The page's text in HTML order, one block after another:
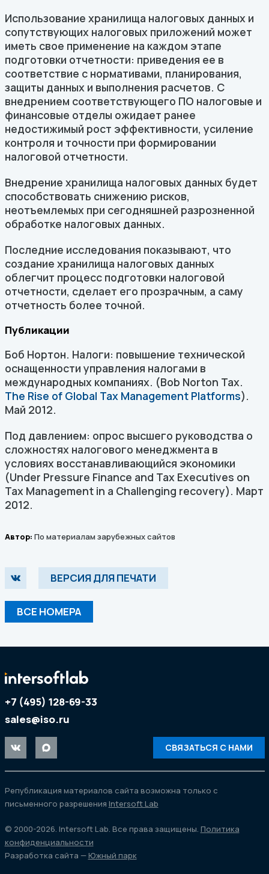
Использование хранилища налоговых данных и
сопутствующих налоговых приложений может
иметь свое применение на каждом этапе
подготовки отчетности: приведения ее в
соответствие с нормативами, планирования,
защиты данных и выполнения расчетов. С
внедрением соответствующего ПО налоговые и
финансовые отделы ожидает ранее
недостижимый рост эффективности, усиление
контроля и точности при формировании
налоговой отчетности.
Внедрение хранилища налоговых данных будет
способствовать снижению рисков,
неотъемлемых при сегодняшней разрозненной
обработке налоговых данных.
Последние исследования показывают, что
создание хранилища налоговых данных
облегчит процесс подготовки налоговой
отчетности, сделает его прозрачным, а саму
отчетность более точной.
Публикации
Боб Нортон. Налоги: повышение технической
оснащенности управления налогами в
международных компаниях. (Bob Norton Tax.
The Rise of Global Tax Management Platforms).
Май 2012.
Под давлением: опрос высшего руководства о
сложностях налогового менеджмента в
условиях восстанавливающийся экономики
(Under Pressure Finance and Tax Executives on
Tax Management in a Challenging recovery). Март
2012.
Автор: По материалам зарубежных сайтов
ВЕРСИЯ ДЛЯ ПЕЧАТИ
ВСЕ НОМЕРА
+7 (495) 128-69-33
sales@iso.ru
СВЯЗАТЬСЯ С НАМИ
Републикация материалов сайта возможна только с
письменного разрешения Intersoft Lab
© 2000-2026. Intersoft Lab. Все права защищены. Политика
конфиденциальности
Разработка сайта —Южный парк